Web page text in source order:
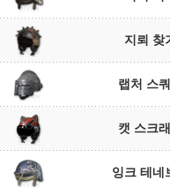
지뢰 찾
랩처 스
캣 스크
잉크 테네